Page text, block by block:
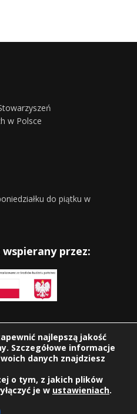
w Polsce
do piątku w
przez:
na:
najlepszą jakość
Szczegółowe informacje
danych znajdziesz
o tym, z jakich plików
je w ustawieniach.